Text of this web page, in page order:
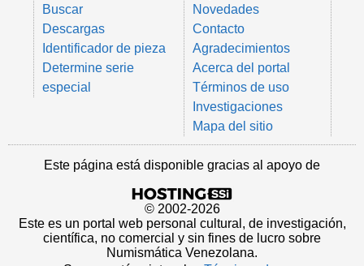
Buscar
Descargas
Identificador de pieza
Determine serie
especial
Novedades
Contacto
Agradecimientos
Acerca del portal
Términos de uso
Investigaciones
Mapa del sitio
Este página está disponible gracias al apoyo de
© 2002-2026
Este es un portal web personal cultural, de investigación,
científica, no comercial y sin fines de lucro sobre
Numismática Venezolana.